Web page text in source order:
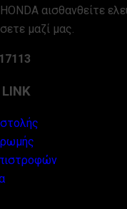
αισθανθείτε
μαζί μας.